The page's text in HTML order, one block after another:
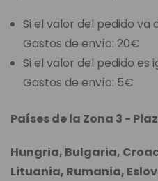
Si el valor del pedido
Gastos de envío: 20€
Si el valor del pedido es
Gastos de envío: 5€
Países de la Zona 3 -
Hungria, Bulgaria,
Lituania, Rumania,